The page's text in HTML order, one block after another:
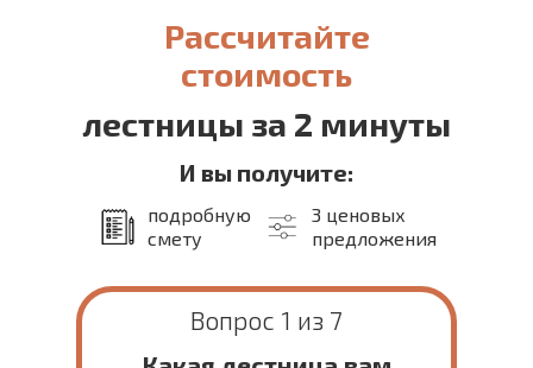
Рассчитайте
стоимость
лестницы за 2 минуты
И вы получите:
подробную
смету
3 ценовых
предложения
Вопрос 1 из 7